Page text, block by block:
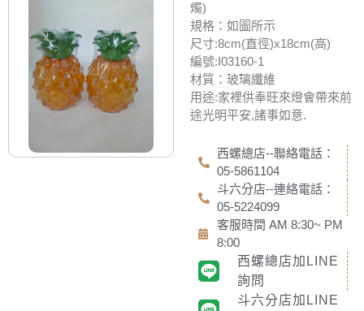
燭)
規格：如圖所示
尺寸:8cm(直徑)x18cm(高)
編號:I03160-1
材質：玻璃纖維
用途:家裡供奉旺來燈會帶來前
途光明平安,諸事如意.
西螺總店--聯絡電話：
05-5861104
斗六分店--連絡電話：
05-5224099
客服時間 AM 8:30~ PM
8:00
西螺總店加LINE
詢問
斗六分店加LINE